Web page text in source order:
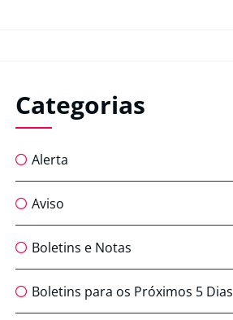
Categorias
Alerta
Aviso
Boletins e Notas
Boletins para os Próximos 5 Dias